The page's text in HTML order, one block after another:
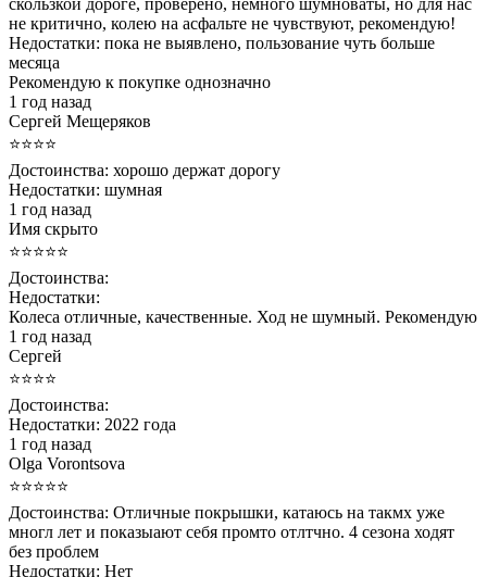
скользкой дороге, проверено, немного шумноваты, но для нас
не критично, колею на асфальте не чувствуют, рекомендую!
Недостатки: пока не выявлено, пользование чуть больше
месяца
Рекомендую к покупке однозначно
1 год назад
Сергей Мещеряков
⭐⭐⭐⭐
Достоинства: хорошо держат дорогу
Недостатки: шумная
1 год назад
Имя скрыто
⭐⭐⭐⭐⭐
Достоинства:
Недостатки:
Колеса отличные, качественные. Ход не шумный. Рекомендую
1 год назад
Сергей
⭐⭐⭐⭐
Достоинства:
Недостатки: 2022 года
1 год назад
Olga Vorontsova
⭐⭐⭐⭐⭐
Достоинства: Отличные покрышки, катаюсь на такмх уже
многл лет и показыают себя промто отлтчно. 4 сезона ходят
без проблем
Недостатки: Нет